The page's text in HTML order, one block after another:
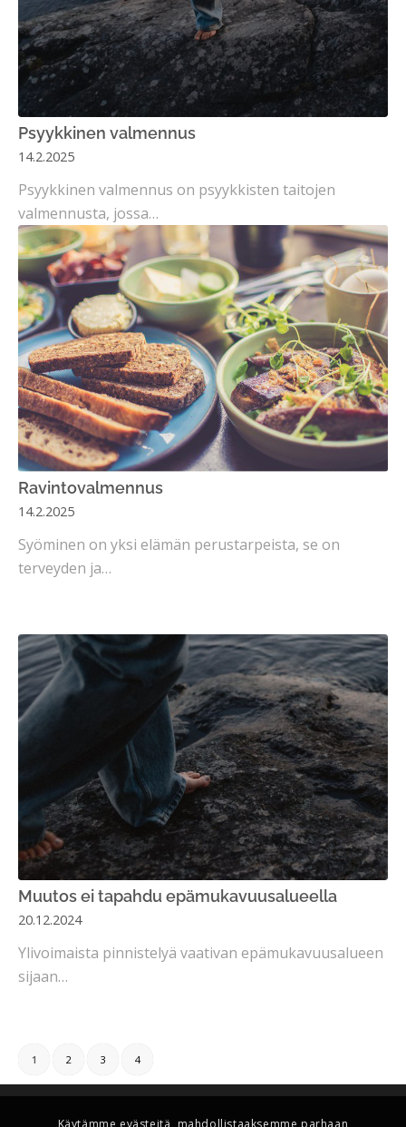
Psyykkinen valmennus
14.2.2025
Psyykkinen valmennus on psyykkisten taitojen
valmennusta, jossa…
Ravintovalmennus
14.2.2025
Syöminen on yksi elämän perustarpeista, se on
terveyden ja…
Muutos ei tapahdu epämukavuusalueella
20.12.2024
Ylivoimaista pinnistelyä vaativan epämukavuusalueen
sijaan…
1 2 3 4
Käytämme evästeitä, mahdollistaaksemme parhaan